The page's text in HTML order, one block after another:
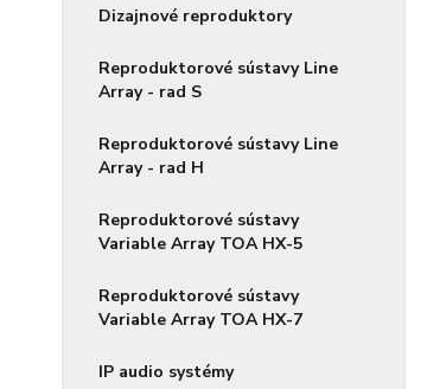
Dizajnové reproduktory
Reproduktorové sústavy Line
Array - rad S
Reproduktorové sústavy Line
Array - rad H
Reproduktorové sústavy
Variable Array TOA HX-5
Reproduktorové sústavy
Variable Array TOA HX-7
IP audio systémy